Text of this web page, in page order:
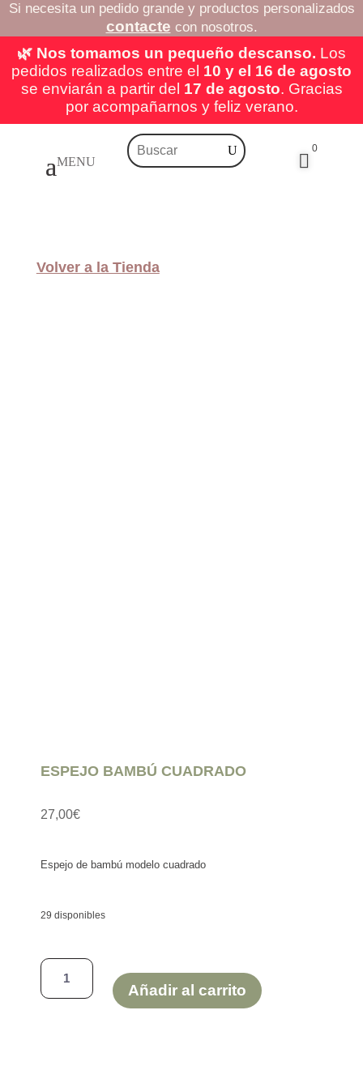
Si necesita un pedido grande y productos personalizados
contacte con nosotros.
🌿 Nos tomamos un pequeño descanso. Los
pedidos realizados entre el 10 y el 16 de agosto
se enviarán a partir del 17 de agosto. Gracias
por acompañarnos y feliz verano.

0
Volver a la Tienda
ESPEJO BAMBÚ CUADRADO
27,00€
Espejo de bambú modelo cuadrado
29 disponibles
ESPEJO
BAMBÚ
CUADRADO
Añadir al carrito